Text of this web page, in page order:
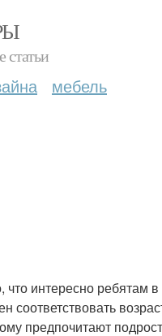
статьи
мебель
интересно ребятам
соответствовать
предпочитают